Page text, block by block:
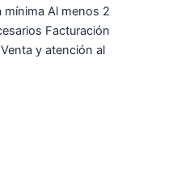
mínima Al menos 2
Facturación
y atención al